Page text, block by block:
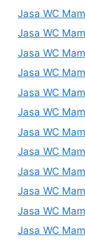
Jasa WC
Jasa WC
Jasa WC
Jasa WC
Jasa WC
Jasa WC
Jasa WC
Jasa WC
Jasa WC
Jasa WC
Jasa WC
Jasa WC